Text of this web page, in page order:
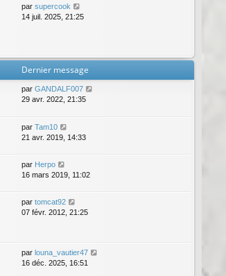
par supercook
14 juil. 2025, 21:25
Dernier message
par GANDALF007
29 avr. 2022, 21:35
par Tam10
21 avr. 2019, 14:33
par Herpo
16 mars 2019, 11:02
par tomcat92
07 févr. 2012, 21:25
par louna_vautier47
16 déc. 2025, 16:51